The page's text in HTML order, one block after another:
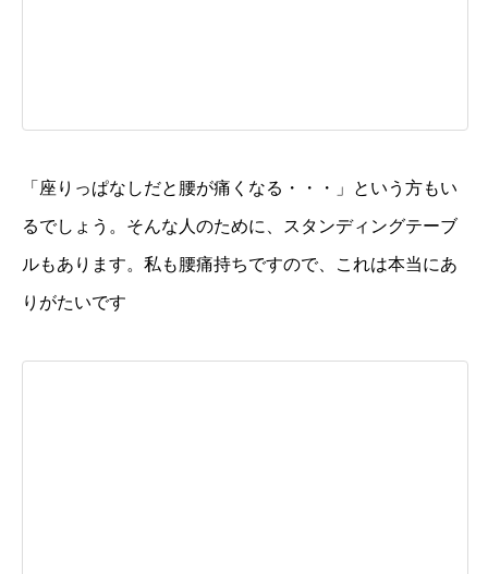
「座りっぱなしだと腰が痛くなる・・・」という方もい
るでしょう。そんな人のために、スタンディングテーブ
ルもあります。私も腰痛持ちですので、これは本当にあ
りがたいです